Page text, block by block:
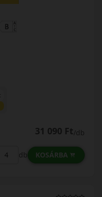
31 090 Ft/db
db KOSÁRBA